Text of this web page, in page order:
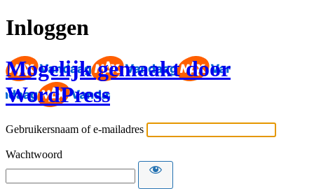
Inloggen
Mogelijk gemaakt door
WordPress
Gebruikersnaam of e-mailadres
Wachtwoord